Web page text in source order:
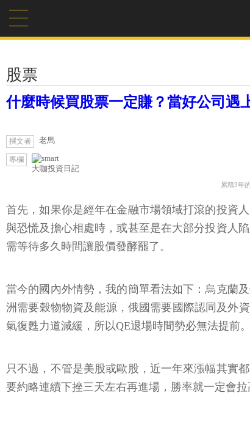
股票
什麼時候買股票一定賺？當好公司遇
撰文者 老馬
專欄
大咖投資日記
累積3年
首先，如果你是經年在金融市場領域打滾的投資
與恐慌及擔心相處時，或甚至是在大部分投資人
需等待多久時間讓股價發酵罷了。
當今的國內外情勢，我的簡單看法如下：烏克蘭
洲需要穀物物資及能源，俄國需要國際認同及外
氣復甦力道減緩，所以QE退場時間勢必無法提前
只不過，不管是美股或歐股，近一年來漲幅其實
要約略連續下挫三天左右再進場，勝率就一定會拉